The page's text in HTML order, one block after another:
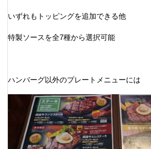
いずれもトッピングを追加できる他
特製ソースを全7種から選択可能
ハンバーグ以外のプレートメニューには